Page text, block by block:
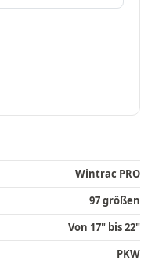
Wintrac PRO
97 größen
Von 17" bis 22"
PKW